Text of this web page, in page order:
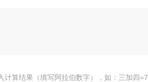
计算结果（填写阿拉伯数字），如：三加四=7